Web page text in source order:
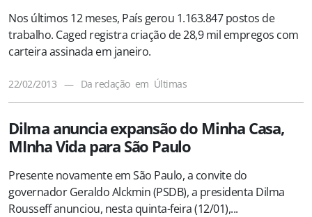
Nos últimos 12 meses, País gerou 1.163.847 postos de
trabalho. Caged registra criação de 28,9 mil empregos com
carteira assinada em janeiro.
22/02/2013 — Da redação em Últimas
Dilma anuncia expansão do Minha Casa,
MInha Vida para São Paulo
Presente novamente em São Paulo, a convite do
governador Geraldo Alckmin (PSDB), a presidenta Dilma
Rousseff anunciou, nesta quinta-feira (12/01),...